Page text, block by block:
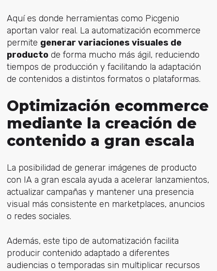
Aquí es donde herramientas como Picgenio
aportan valor real. La automatización ecommerce
permite generar variaciones visuales de
productode forma mucho más ágil, reduciendo
tiempos de producción y facilitando la adaptación
de contenidos a distintos formatos o plataformas.
Optimización ecommerce
mediante la creación de
contenido a gran escala
La posibilidad de generar imágenes de producto
con IA a gran escala ayuda a acelerar lanzamientos,
actualizar campañas y mantener una presencia
visual más consistente en marketplaces, anuncios
o redes sociales.
Además, este tipo de automatización facilita
producir contenido adaptado a diferentes
audiencias o temporadas sin multiplicar recursos